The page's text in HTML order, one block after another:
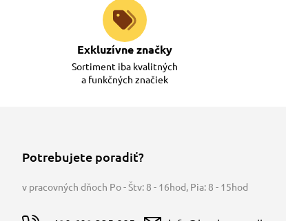
Exkluzívne značky
Sortiment iba kvalitných
a funkčných značiek
Potrebujete poradiť?
v pracovných dňoch Po - Štv: 8 - 16hod, Pia: 8 - 15hod